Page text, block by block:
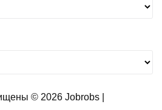
© 2026 Jobrobs |